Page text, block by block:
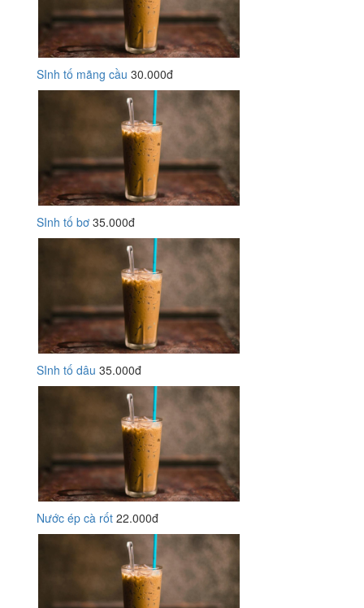
SInh tố mãng cầu 30.000đ
SInh tố bơ 35.000đ
SInh tố dâu 35.000đ
Nước ép cà rốt 22.000đ